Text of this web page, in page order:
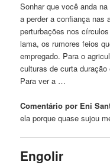
Sonhar que você anda
a perder a confiança nas
perturbações nos
lama, os rumores feios
empregado. Para o
culturas de curta
Para ver a …
Comentário por Eni
ela porque quase sujou
Engolir